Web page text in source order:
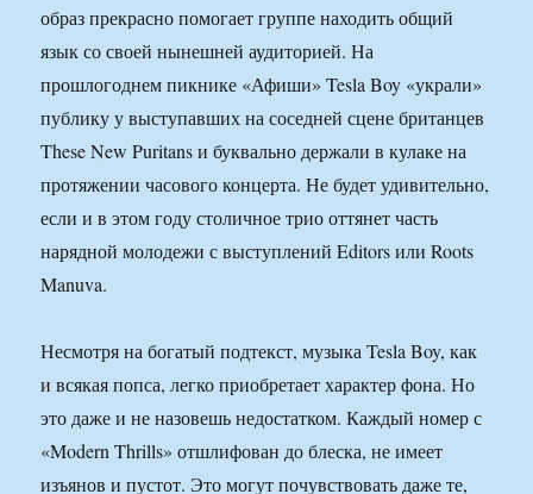
образ прекрасно помогает группе находить общий
язык со своей нынешней аудиторией. На
прошлогоднем пикнике «Афиши» Tesla Boy «украли»
публику у выступавших на соседней сцене британцев
These New Puritans и буквально держали в кулаке на
протяжении часового концерта. Не будет удивительно,
если и в этом году столичное трио оттянет часть
нарядной молодежи с выступлений Editors или Roots
Manuva.
Несмотря на богатый подтекст, музыка Tesla Boy, как
и всякая попса, легко приобретает характер фона. Но
это даже и не назовешь недостатком. Каждый номер с
«Modern Thrills» отшлифован до блеска, не имеет
изъянов и пустот. Это могут почувствовать даже те,